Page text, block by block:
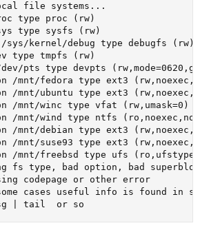
file systems...
type proc (rw)
type sysfs (rw)
/sys/kernel/debug type debugfs (rw)
type tmpfs (rw)
pts type devpts
/mnt/fedora type ext3
/mnt/ubuntu type ext3
/mnt/winc type vfat (rw,umask=0)
/mnt/wind type ntfs
/mnt/debian type ext3
/mnt/suse93 type ext3
/mnt/freebsd type ufs
fs type, bad option, bad
codepage or other error
cases useful info is found in
| tail  or so